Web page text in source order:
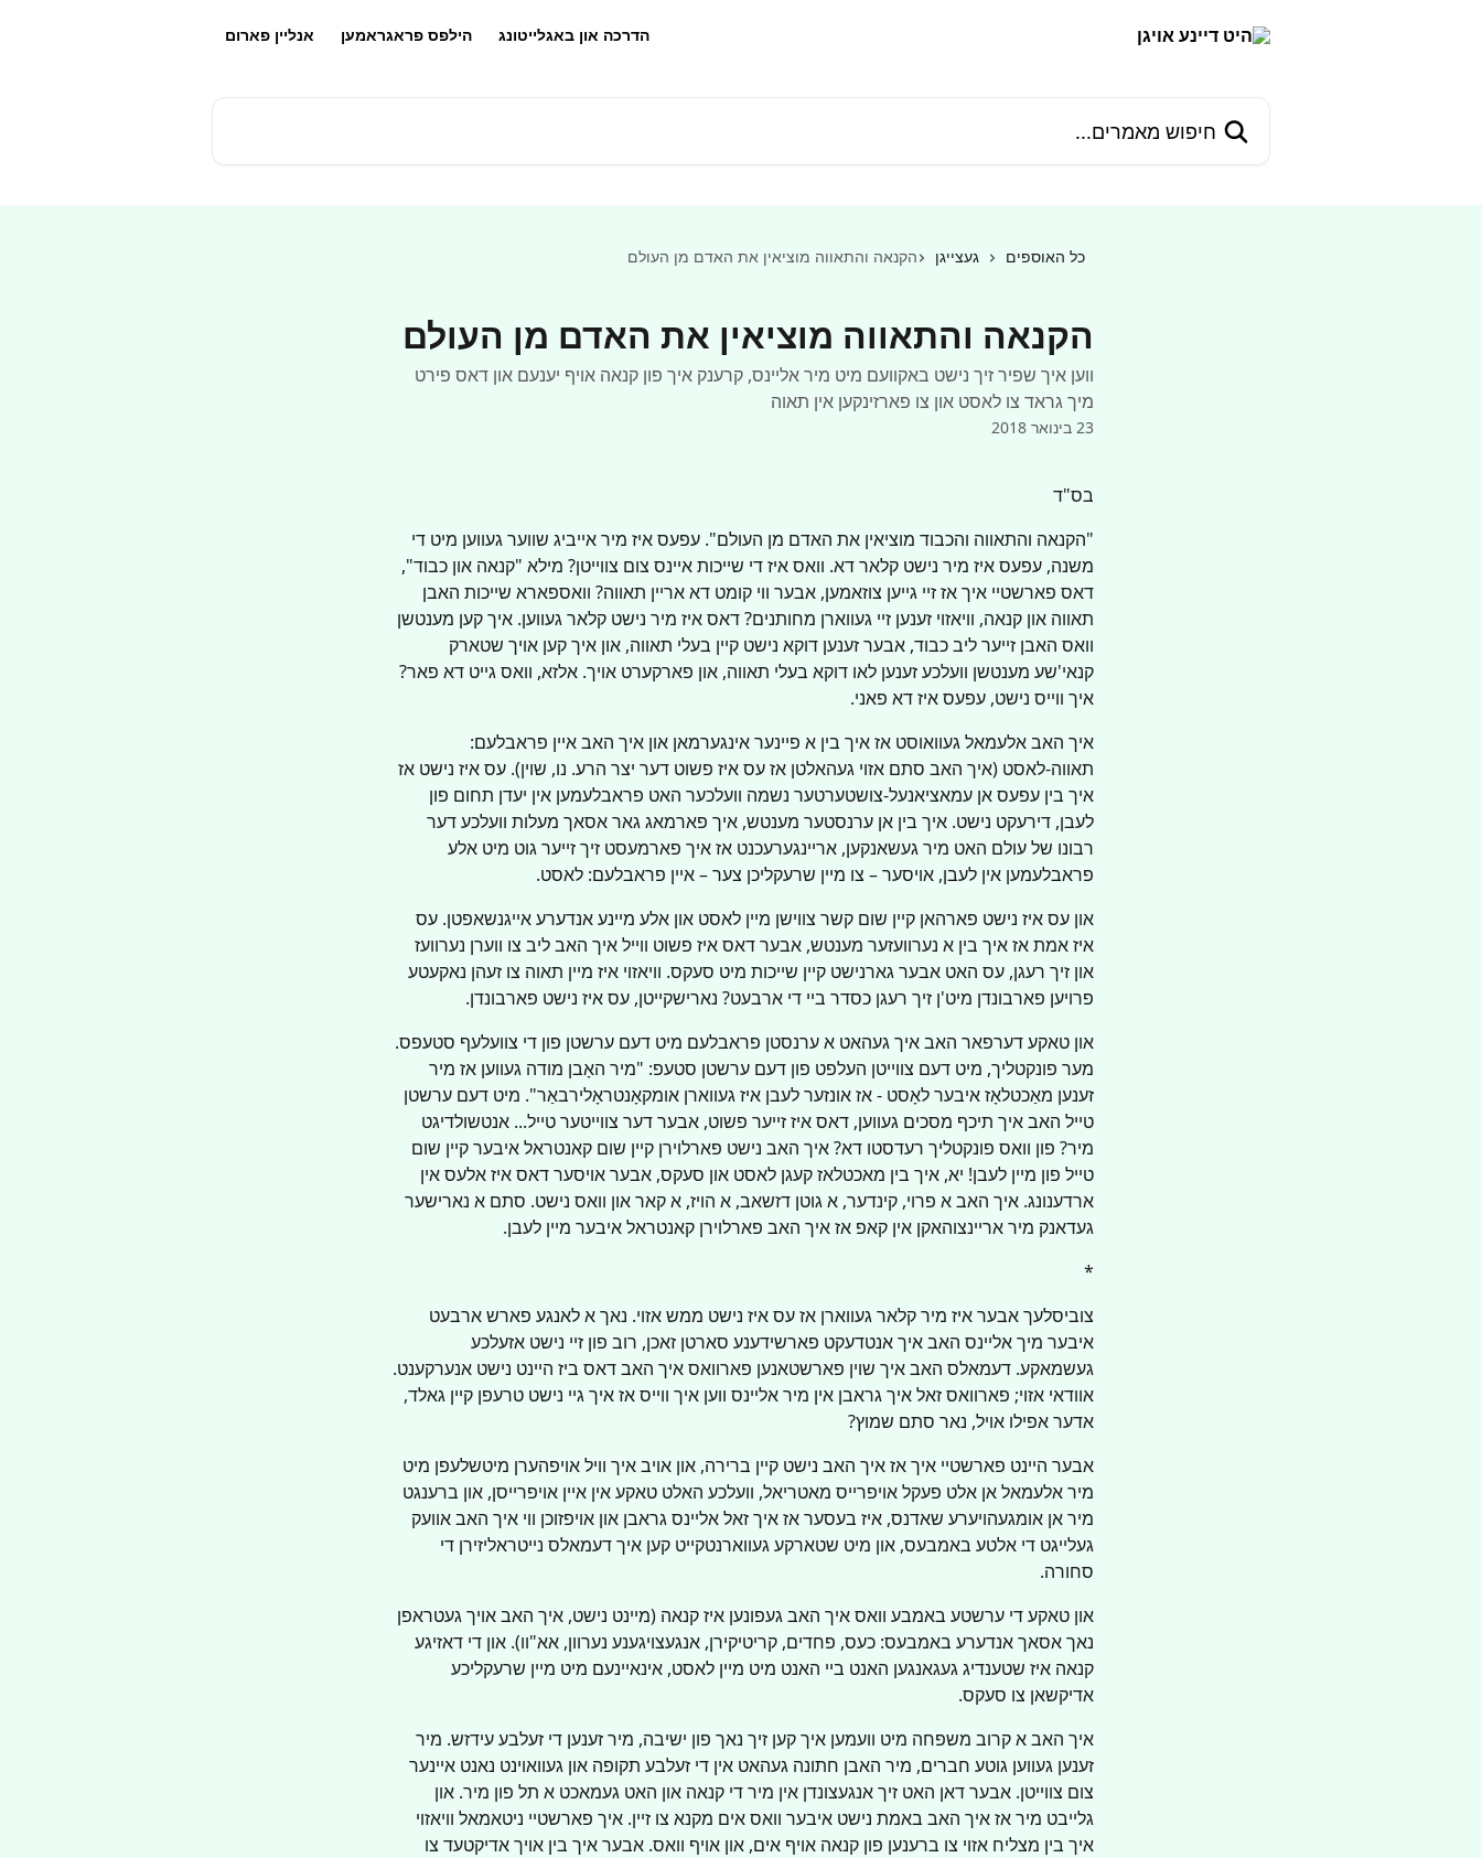
הדרכה און באגלייטונג הילפס פראגראמען אנליין פארום
כל האוספים געצייגן הקנאה והתאווה מוציאין את האדם מן העולם
הקנאה והתאווה מוציאין את האדם מן העולם
ווען איך שפיר זיך נישט באקוועם מיט מיר אליינס, קרענק איך פון קנאה אויף יענעם און דאס פירט
מיך גראד צו לאסט און צו פארזינקען אין תאוה
23 בינואר 2018
בס"ד
"הקנאה והתאווה והכבוד מוציאין את האדם מן העולם". עפעס איז מיר אייביג שווער געווען מיט די
משנה, עפעס איז מיר נישט קלאר דא. וואס איז די שייכות איינס צום צווייטן? מילא "קנאה און כבוד",
דאס פארשטיי איך אז זיי גייען צוזאמען, אבער ווי קומט דא אריין תאווה? וואספארא שייכות האבן
תאווה און קנאה, וויאזוי זענען זיי געווארן מחותנים? דאס איז מיר נישט קלאר געווען. איך קען מענטשן
וואס האבן זייער ליב כבוד, אבער זענען דוקא נישט קיין בעלי תאווה, און איך קען אויך שטארק
קנאי'שע מענטשן וועלכע זענען לאו דוקא בעלי תאווה, און פארקערט אויך. אלזא, וואס גייט דא פאר?
איך ווייס נישט, עפעס איז דא פאני.
איך האב אלעמאל געוואוסט אז איך בין א פיינער אינגערמאן און איך האב איין פראבלעם:
תאווה-לאסט (איך האב סתם אזוי געהאלטן אז עס איז פשוט דער יצר הרע. נו, שוין). עס איז נישט אז
איך בין עפעס אן עמאציאנעל-צושטערטער נשמה וועלכער האט פראבלעמען אין יעדן תחום פון
לעבן, דירעקט נישט. איך בין אן ערנסטער מענטש, איך פארמאג גאר אסאך מעלות וועלכע דער
רבונו של עולם האט מיר געשאנקען, אריינגערעכנט אז איך פארמעסט זיך זייער גוט מיט אלע
פראבלעמען אין לעבן, אויסער – צו מיין שרעקליכן צער – איין פראבלעם: לאסט.
און עס איז נישט פארהאן קיין שום קשר צווישן מיין לאסט און אלע מיינע אנדערע אייגנשאפטן. עס
איז אמת אז איך בין א נערוועזער מענטש, אבער דאס איז פשוט ווייל איך האב ליב צו ווערן נערוועז
און זיך רעגן, עס האט אבער גארנישט קיין שייכות מיט סעקס. וויאזוי איז מיין תאוה צו זעהן נאקעטע
פרויען פארבונדן מיט'ן זיך רעגן כסדר ביי די ארבעט? נארישקייטן, עס איז נישט פארבונדן.
און טאקע דערפאר האב איך געהאט א ערנסטן פראבלעם מיט דעם ערשטן פון די צוועלעף סטעפס.
מער פונקטליך, מיט דעם צווייטן העלפט פון דעם ערשטן סטעפ: "מיר האָבן מודה געווען אז מיר
זענען מאַכטלאָז איבער לאָסט - אז אונזער לעבן איז געווארן אומקאָנטראָלירבאַר". מיט דעם ערשטן
טייל האב איך תיכף מסכים געווען, דאס איז זייער פשוט, אבער דער צווייטער טייל... אנטשולדיגט
מיר? פון וואס פונקטליך רעדסטו דא? איך האב נישט פארלוירן קיין שום קאנטראל איבער קיין שום
טייל פון מיין לעבן! יא, איך בין מאכטלאז קעגן לאסט און סעקס, אבער אויסער דאס איז אלעס אין
ארדענונג. איך האב א פרוי, קינדער, א גוטן דזשאב, א הויז, א קאר און וואס נישט. סתם א נארישער
געדאנק מיר אריינצוהאקן אין קאפ אז איך האב פארלוירן קאנטראל איבער מיין לעבן.
*
צוביסלעך אבער איז מיר קלאר געווארן אז עס איז נישט ממש אזוי. נאך א לאנגע פארש ארבעט
איבער מיך אליינס האב איך אנטדעקט פארשידענע סארטן זאכן, רוב פון זיי נישט אזעלכע
געשמאקע. דעמאלס האב איך שוין פארשטאנען פארוואס איך האב דאס ביז היינט נישט אנערקענט.
אוודאי אזוי; פארוואס זאל איך גראבן אין מיר אליינס ווען איך ווייס אז איך גיי נישט טרעפן קיין גאלד,
אדער אפילו אויל, נאר סתם שמוץ?
אבער היינט פארשטיי איך אז איך האב נישט קיין ברירה, און אויב איך וויל אויפהערן מיטשלעפן מיט
מיר אלעמאל אן אלט פעקל אויפרייס מאטריאל, וועלכע האלט טאקע אין איין אויפרייסן, און ברענגט
מיר אן אומגעהויערע שאדנס, איז בעסער אז איך זאל אליינס גראבן און אויפזוכן ווי איך האב אוועק
געלייגט די אלטע באמבעס, און מיט שטארקע געווארנטקייט קען איך דעמאלס נייטראליזירן די
סחורה.
און טאקע די ערשטע באמבע וואס איך האב געפונען איז קנאה (מיינט נישט, איך האב אויך געטראפן
נאך אסאך אנדערע באמבעס: כעס, פחדים, קריטיקירן, אנגעצויגענע נערוון, אא"וו). און די דאזיגע
קנאה איז שטענדיג געגאנגען האנט ביי האנט מיט מיין לאסט, אינאיינעם מיט מיין שרעקליכע
אדיקשאן צו סעקס.
איך האב א קרוב משפחה מיט וועמען איך קען זיך נאך פון ישיבה, מיר זענען די זעלבע עידזש. מיר
זענען געווען גוטע חברים, מיר האבן חתונה געהאט אין די זעלבע תקופה און געוואוינט נאנט איינער
צום צווייטן. אבער דאן האט זיך אנגעצונדן אין מיר די קנאה און האט געמאכט א תל פון מיר. און
גלייבט מיר אז איך האב באמת נישט איבער וואס אים מקנא צו זיין. איך פארשטיי ניטאמאל וויאזוי
איך בין מצליח אזוי צו ברענען פון קנאה אויף אים, און אויף וואס. אבער איך בין אויך אדיקטעד צו